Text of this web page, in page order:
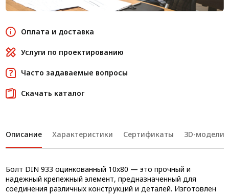
Оплата и доставка
Услуги по проектированию
Часто задаваемые вопросы
Скачать каталог
Описание Характеристики Сертификаты 3D-модели
Болт DIN 933 оцинкованный 10х80 — это прочный и
надежный крепежный элемент, предназначенный для
соединения различных конструкций и деталей. Изготовлен